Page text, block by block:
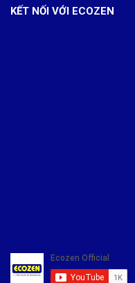
KẾT NỐI VỚI ECOZEN